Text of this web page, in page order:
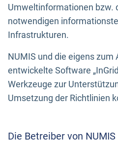
Umweltinformationen bzw.
notwendigen
Infrastrukturen.
NUMIS und die eigens zum
entwickelte Software
Werkzeuge zur
Umsetzung der Richtlinien
Die Betreiber von NUMIS